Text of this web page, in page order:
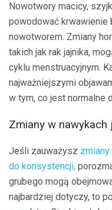
Nowotwory macicy,
powodować
nowotworem. Zmiany
takich jak rak jajnika,
cyklu menstruacyjnym.
najważniejszymi
w tym, co jest normalne
Zmiany w nawykach
Jeśli zauważysz
do konsystencji,
grubego mogą
najbardziej dotyczy, to